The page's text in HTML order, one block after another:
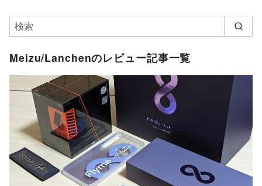
Meizu/Lanchenのレビュー記事一覧